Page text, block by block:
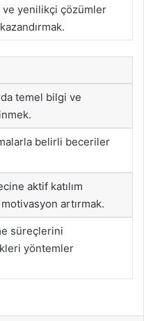
yenilikçi çözümler
temel bilgi ve
belirli beceriler
aktif katılım
artırmak.
süreçlerini
yöntemler